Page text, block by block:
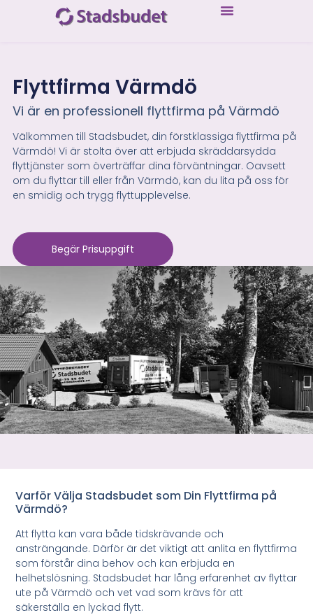
Flyttfirma Värmdö
Vi är en professionell flyttfirma på Värmdö
Välkommen till Stadsbudet, din förstklassiga flyttfirma på
Värmdö! Vi är stolta över att erbjuda skräddarsydda
flyttjänster som överträffar dina förväntningar. Oavsett
om du flyttar till eller från Värmdö, kan du lita på oss för
en smidig och trygg flyttupplevelse.
Begär Prisuppgift
Varför Välja Stadsbudet som Din Flyttfirma på
Värmdö?
Att flytta kan vara både tidskrävande och
ansträngande. Därför är det viktigt att anlita en flyttfirma
som förstår dina behov och kan erbjuda en
helhetslösning. Stadsbudet har lång erfarenhet av flyttar
ute på Värmdö och vet vad som krävs för att
säkerställa en lyckad flytt.